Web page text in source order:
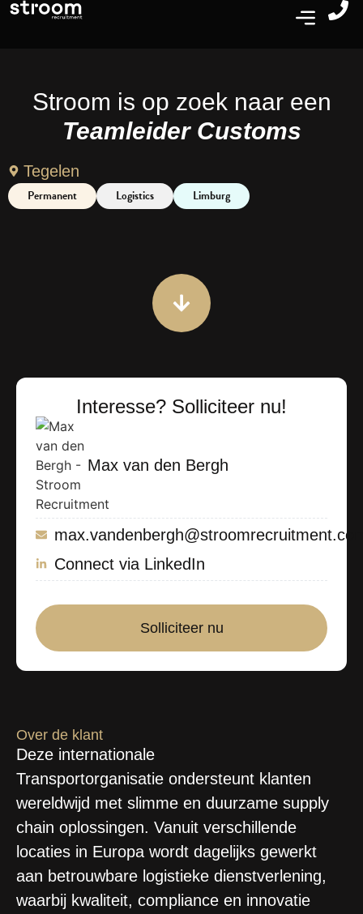
Stroom is op zoek naar een
Teamleider Customs
Tegelen
Permanent Logistics Limburg
Over de klant
Deze internationale
Transportorganisatie ondersteunt klanten
wereldwijd met slimme en duurzame supply
chain oplossingen. Vanuit verschillende
locaties in Europa wordt dagelijks gewerkt
aan betrouwbare logistieke dienstverlening,
waarbij kwaliteit, compliance en innovatie
Interesse? Solliciteer nu!
Max van den Bergh
Connect via LinkedIn
Solliciteer nu